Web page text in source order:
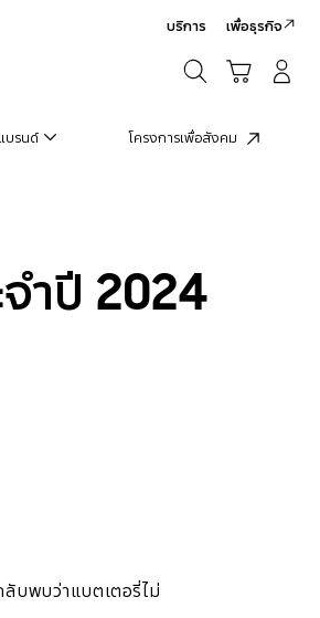
บริการ เพื่อธุรกิจ
แบรนด์ โครงการเพื่อสังคม
ำปี 2024
บพบว่าแบตเตอรี่ไม่